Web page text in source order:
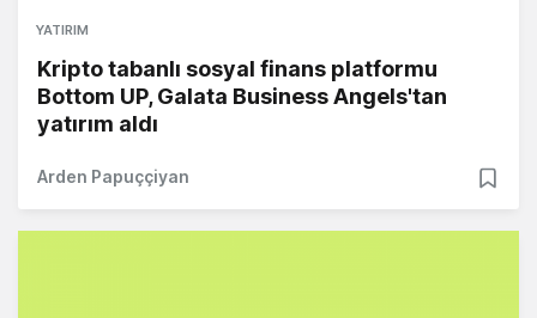
YATIRIM
Kripto tabanlı sosyal finans platformu
Bottom UP, Galata Business Angels'tan
yatırım aldı
Arden Papuççiyan